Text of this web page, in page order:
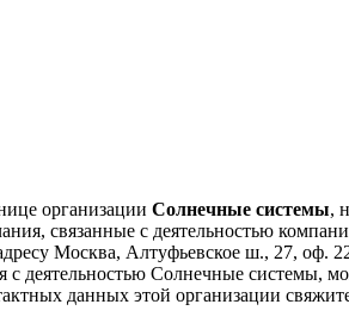
организации Солнечные системы,
связанные с деятельностью
Москва, Алтуфьевское ш., 27, оф.
с деятельностью Солнечные системы,
данных этой организации